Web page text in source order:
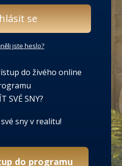
se
jste heslo?
do živého online
SVÉ SNY?
sny v realitu!
do programu